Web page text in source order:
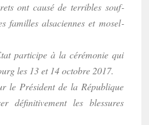
ont causé de terribles souf­
familles alsa­ciennes et mosel­
parti­cipe à la céré­mo­nie qui
les 13 et 14 octobre 2017.
le Président de la Répu­blique
défi­ni­ti­ve­ment les bles­sures